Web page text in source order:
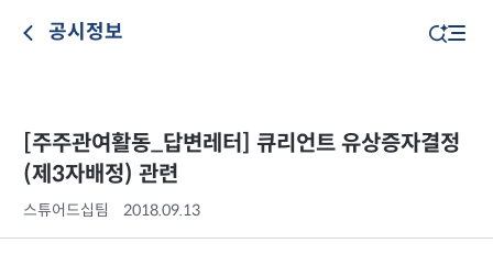
공시정보
[주주관여활동_답변레터] 큐리언트 유상증자결정
(제3자배정) 관련
스튜어드십팀 2018.09.13